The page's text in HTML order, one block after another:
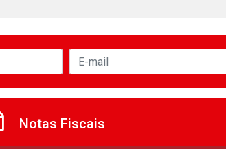
Notas Fiscais